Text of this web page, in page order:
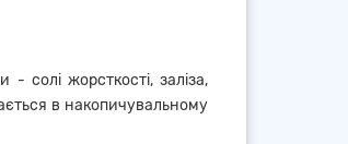
солі жорсткості, заліза,
в накопичувальному